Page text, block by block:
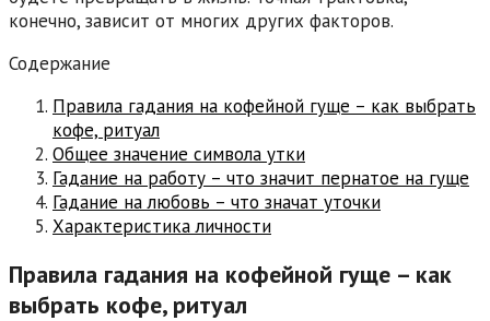
конечно, зависит от многих других факторов.
Содержание
Правила гадания на кофейной гуще – как выбрать
кофе, ритуал
Общее значение символа утки
Гадание на работу – что значит пернатое на гуще
Гадание на любовь – что значат уточки
Характеристика личности
Правила гадания на кофейной гуще – как
выбрать кофе, ритуал